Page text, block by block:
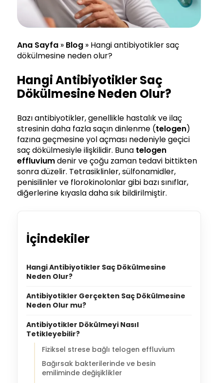
Ana Sayfa » Blog » Hangi antibiyotikler saç
dökülmesine neden olur?
Hangi Antibiyotikler Saç
Dökülmesine Neden Olur?
Bazı antibiyotikler, genellikle hastalık ve ilaç
stresinin daha fazla saçın dinlenme (telogen)
fazına geçmesine yol açması nedeniyle geçici
saç dökülmesiyle ilişkilidir. Buna telogen
effluviumdenir ve çoğu zaman tedavi bittikten
sonra düzelir. Tetrasiklinler, sülfonamidler,
penisilinler ve florokinolonlar gibi bazı sınıflar,
diğerlerine kıyasla daha sık bildirilmiştir.
İçindekiler
Hangi Antibiyotikler Saç Dökülmesine
Neden Olur?
Antibiyotikler Gerçekten Saç Dökülmesine
Neden Olur mu?
Antibiyotikler Dökülmeyi Nasıl
Tetikleyebilir?
Fiziksel strese bağlı telogen effluvium
Bağırsak bakterilerinde ve besin
emiliminde değişiklikler